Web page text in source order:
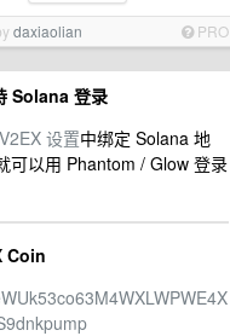
daxiaolian PRO
Solana 登录
V2EX 设置中绑定 Solana 地
可以用 Phantom / Glow 登录
Coin